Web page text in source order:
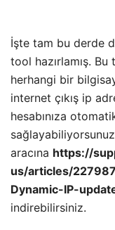
İşte tam bu derde
tool hazırlamış. Bu
herhangi bir
internet çıkış ip
hesabınıza
aracına https://
us/articles/
Dynamic-IP-
indirebilirsiniz.